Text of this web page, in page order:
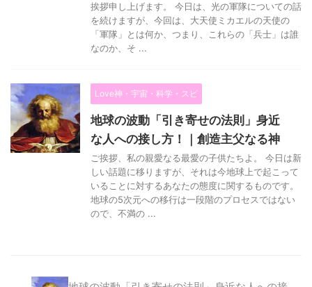
挨拶申し上げます。 今日は、光の軍隊についての話
を続けますが、今回は、大天使ミカエルの天使の
「軍隊」とは何か、つまり、これらの「兵士」は誰
なのか、そ ...
Love神・宇宙・科学・スピ
地球の波動「引き寄せの法則」身近
な人への接し方！｜創造主父なる神
ご挨拶、私の親愛なる最愛の子供たちよ。 今日は新
しい話題に移りますが、それは今地球上で起こって
いることに対するあなたの態度に関するものです。
地球の5次元への移行は一段階のプロセスではない
ので、不満の ...